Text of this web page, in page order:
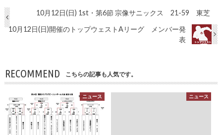
10月12日(日) 1st・第6節 宗像サニックス 21-59 東芝
10月12日(日)開催のトップウェストAリーグ メンバー発
表
RECOMMEND こちらの記事も人気です。
ニュース ニュース